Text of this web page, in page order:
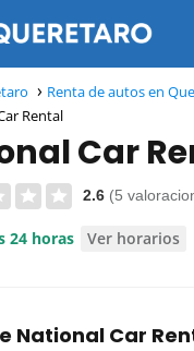
Renta de autos en
Rental
Car
2.6 (5
24 horas Ver horarios
National Car